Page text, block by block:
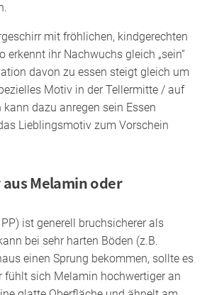
mit fröhlichen, kindgerechten
erkennt ihr Nachwuchs gleich „sein“
davon zu essen steigt gleich um
Motiv in der Tellermitte / auf
dazu anregen sein Essen
Lieblingsmotiv zum Vorschein
Melamin oder
ist generell bruchsicherer als
bei sehr harten Böden (z.B.
einen Sprung bekommen, sollte es
fühlt sich Melamin hochwertiger an